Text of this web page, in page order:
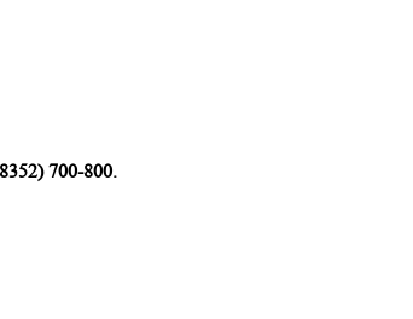
700-800.